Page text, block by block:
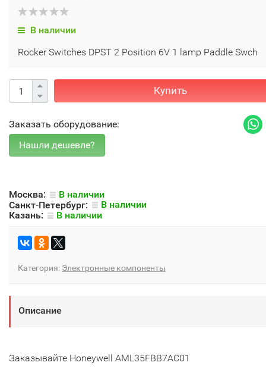
В наличии
Rocker Switches DPST 2 Position 6V 1 lamp Paddle Swch
Купить
Заказать оборудование:
Москва:
В наличии
Санкт-Петербург:
В наличии
Казань:
В наличии
Категория: Электронные компоненты
Описание
Заказывайте Honeywell AML35FBB7AC01